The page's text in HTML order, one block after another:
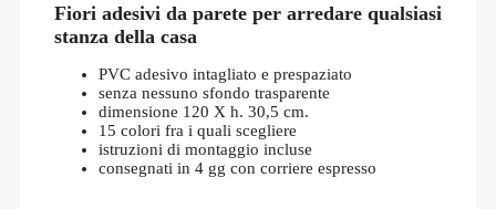
Fiori adesivi da parete per arredare qualsiasi
stanza della casa
PVC adesivo intagliato e prespaziato
senza nessuno sfondo trasparente
dimensione 120 X h. 30,5 cm.
15 colori fra i quali scegliere
istruzioni di montaggio incluse
consegnati in 4 gg con corriere espresso